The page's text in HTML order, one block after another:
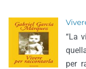
“La
per